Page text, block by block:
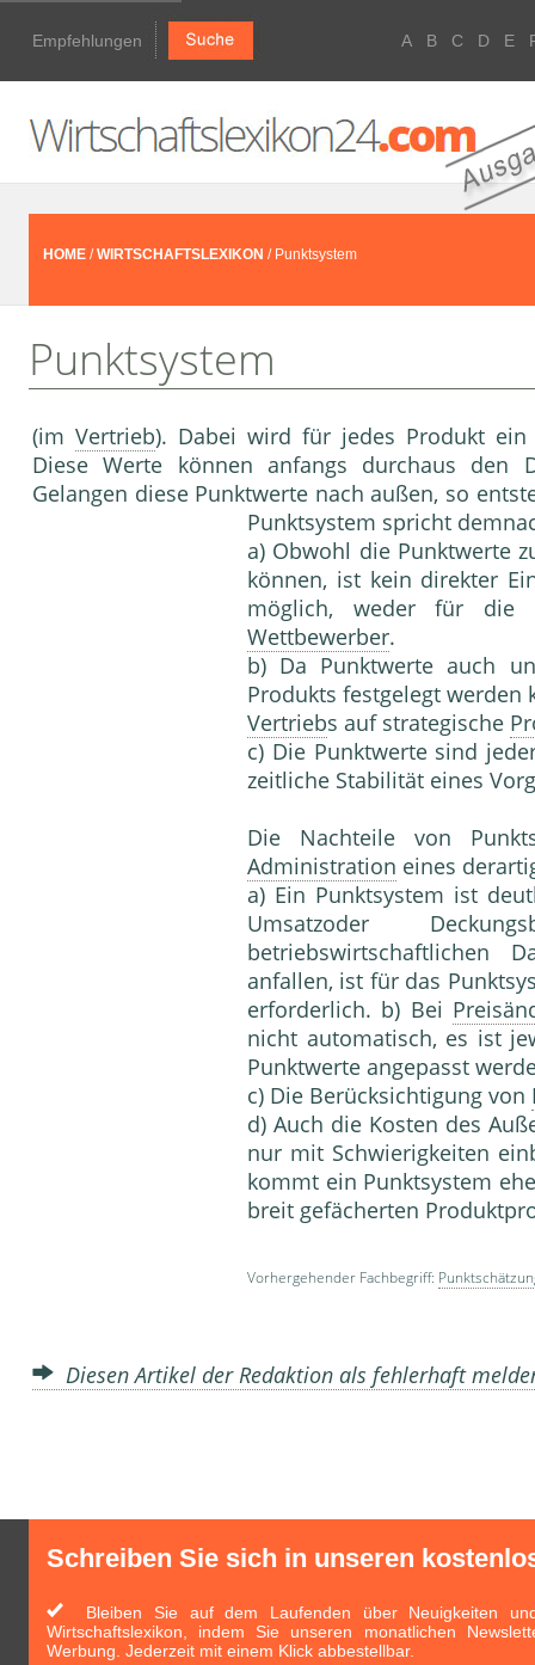
Empfehlungen A B C D E
HOME /WIRTSCHAFTSLEXIKON / Punktsystem
Punktsystem
(im Vertrieb). Dabei wird für jedes Produkt
Diese Werte können anfangs durchaus den
Gelangen diese Punktwerte nach außen, so
Punktsystem spricht
a) Obwohl die Punktwerte
können, ist kein direkter
möglich, weder für die
Wettbewerber.
b) Da Punktwerte auch
Produkts festgelegt
Vertriebs auf strategische
c) Die Punktwerte sind
zeitliche Stabilität eines
Die Nachteile von
Administration eines
a) Ein Punktsystem ist
Umsatzoder
betriebswirtschaftlichen
anfallen, ist für das
erforderlich. b) Bei
nicht automatisch, es ist
Punktwerte angepasst
c) Die Berücksichtigung von
d) Auch die Kosten des
nur mit Schwierigkeiten
kommt ein Punktsystem
breit gefächerten
Vorhergehender Fachbegriff:
Diesen Artikel der Redaktion als fehlerhaft
Schreiben Sie sich in unseren
Bleiben Sie auf dem Laufenden über Neuigkeiten
Wirtschaftslexikon, indem Sie unseren monatlichen
Werbung. Jederzeit mit einem Klick abbestellbar.